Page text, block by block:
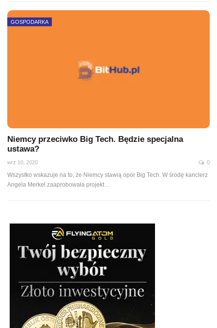
GOSPODARKA
Niemcy przeciwko Big Tech. Będzie specjalna
ustawa?
wrz 10, 2020 0
Wszystko wskazuje na to, że Niemcy stawią opór Big Tech. W środę kanclerz
Angela Merkel zaaprobowała projekt